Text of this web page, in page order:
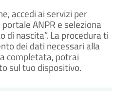
accedi ai servizi per
ANPR e seleziona
di nascita”. La procedura ti
dei dati necessari alla
completata, potrai
sul tuo dispositivo.